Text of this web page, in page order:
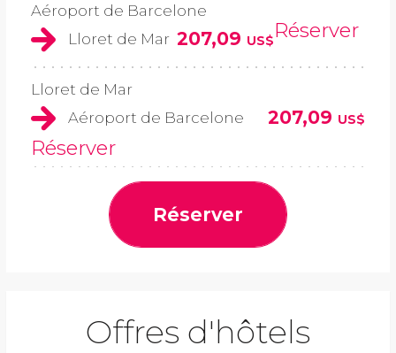
Aéroport de Barcelone
Lloret de Mar 207,09 US$Réserver
Lloret de Mar
Aéroport de Barcelone
207,09 US$
Réserver
Réserver
Offres d'hôtels